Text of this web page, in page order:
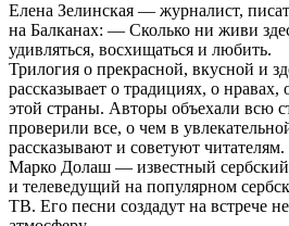
Елена Зелинская — журналист,
на Балканах: — Сколько ни живи
удивляться, восхищаться и любить.
Трилогия о прекрасной, вкусной и
рассказывает о традициях, о
этой страны. Авторы объехали всю
проверили все, о чем в
рассказывают и советуют читателям.
Марко Долаш — известный сербский
и телеведущий на популярном
ТВ. Его песни создадут на встрече